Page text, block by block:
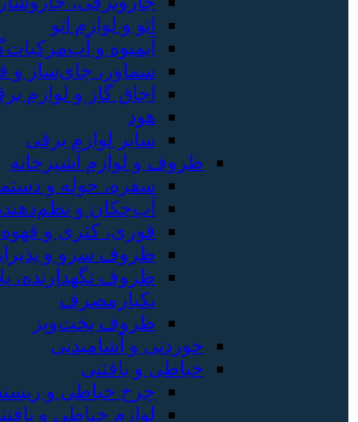
اتو و لوازم اتو
آبمیوه و
سماور، چای‌ساز و
اجاق گاز و لوازم
هود
سایر لوازم برقی
ظروف و لوازم آشپزخانه
سفره، حوله و
آب‌چکان و
قوری، کتری و
ظروف سرو و
ظروف نگهدارنده،
یکبارمصرف
ظروف پخت‌وپز
خوردنی و آشامیدنی
خیاطی و بافتنی
چرخ خیاطی و
لوازم خیاطی و